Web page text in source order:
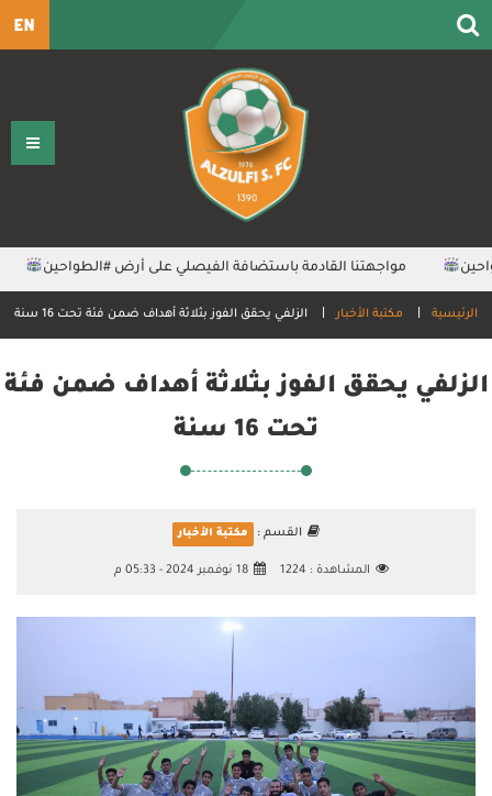
EN
مواجهتنا القادمة باستضافة الفيصلي على أرض ⁧‫#الطواحين‬⁩
الرئيسية مكتبة الأخبار الزلفي يحقق الفوز بثلاثة أهداف ضمن فئة تحت 16 سنة
الزلفي يحقق الفوز بثلاثة أهداف ضمن فئة
تحت 16 سنة
القسم : مكتبة الأخبار
المشاهدة : 1224 18 نوفمبر 2024 - 05:33 م